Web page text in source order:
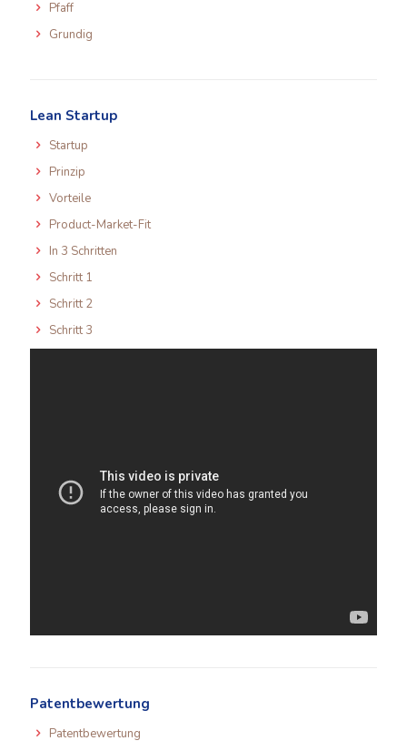
Pfaff
Grundig
Lean Startup
Startup
Prinzip
Vorteile
Product-Market-Fit
In 3 Schritten
Schritt 1
Schritt 2
Schritt 3
Patentbewertung
Patentbewertung